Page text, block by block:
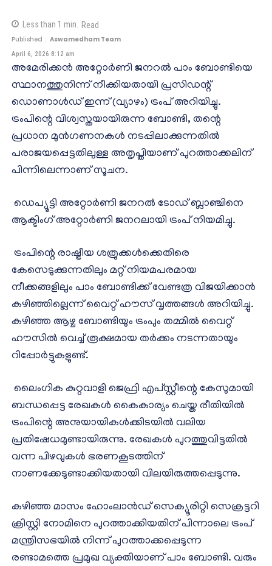
Less than 1 min. Read
Published : Aswamedham Team
April 6, 2026 8:12 am
അമേരിക്കൻ അറ്റോർണി ജനറൽ പാം ബോണ്ടിയെ
സ്ഥാനത്തുനിന്ന് നീക്കിയതായി പ്രസിഡന്റ്
ഡൊണാൾഡ് ഇന്ന് (വ്യാഴം) ട്രംപ് അറിയിച്ചു.
ട്രംപിന്റെ വിശ്വസ്തയായിരുന്ന ബോണ്ടി, തന്റെ
പ്രധാന മുൻഗണനകൾ നടപ്പിലാക്കുന്നതിൽ
പരാജയപ്പെട്ടതിലുള്ള അതൃപ്തിയാണ് പുറത്താക്കലിന്
പിന്നിലെന്നാണ് സൂചന.
ഡെപ്യൂട്ടി അറ്റോർണി ജനറൽ ടോഡ് ബ്ലാഞ്ചിനെ
ആക്ടിംഗ് അറ്റോർണി ജനറലായി ട്രംപ് നിയമിച്ചു.
ട്രംപിന്റെ രാഷ്ട്രീയ ശത്രുക്കൾക്കെതിരെ
കേസെടുക്കുന്നതിലും മറ്റ് നിയമപരമായ
നീക്കങ്ങളിലും പാം ബോണ്ടിക്ക് വേണ്ടത്ര വിജയിക്കാൻ
കഴിഞ്ഞില്ലെന്ന് വൈറ്റ് ഹൗസ് വൃത്തങ്ങൾ അറിയിച്ചു.
കഴിഞ്ഞ ആഴ്ച ബോണ്ടിയും ട്രംപും തമ്മിൽ വൈറ്റ്
ഹൗസിൽ വെച്ച് രൂക്ഷമായ തർക്കം നടന്നതായും
റിപ്പോർട്ടുകളുണ്ട്.
ലൈംഗിക കുറ്റവാളി ജെഫ്രി എപ്‌സ്റ്റീന്റെ കേസുമായി
ബന്ധപ്പെട്ട രേഖകൾ കൈകാര്യം ചെയ്ത രീതിയിൽ
ട്രംപിന്റെ അനുയായികൾക്കിടയിൽ വലിയ
പ്രതിഷേധമുണ്ടായിരുന്നു. രേഖകൾ പുറത്തുവിട്ടതിൽ
വന്ന പിഴവുകൾ ഭരണകൂടത്തിന്
നാണക്കേടുണ്ടാക്കിയതായി വിലയിരുത്തപ്പെടുന്നു.
കഴിഞ്ഞ മാസം ഹോംലാൻഡ് സെക്യൂരിറ്റി സെക്രട്ടറി
ക്രിസ്റ്റി നോമിനെ പുറത്താക്കിയതിന് പിന്നാലെ ട്രംപ്
മന്ത്രിസഭയിൽ നിന്ന് പുറത്താക്കപ്പെടുന്ന
രണ്ടാമത്തെ പ്രമുഖ വ്യക്തിയാണ് പാം ബോണ്ടി. വരും